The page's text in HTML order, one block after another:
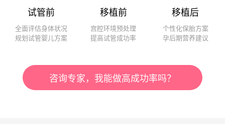
试管前
全面评估身体状况
规划试管婴儿方案
移植前
宫腔环境预处理
提高试管成功率
移植后
个性化保胎方案
孕后期营养建议
咨询专家，我能做高成功率吗？